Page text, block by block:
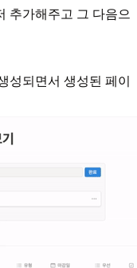
추가해주고 그 다음으
성되면서 생성된 페이